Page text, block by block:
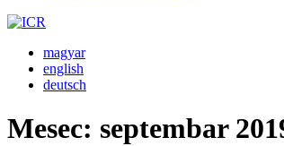
magyar
english
deutsch
Mesec: septembar